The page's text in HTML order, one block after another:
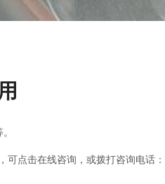
点击在线咨询，或拨打咨询电话：